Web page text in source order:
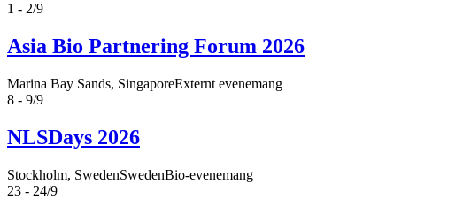
1 - 2/9
Asia Bio Partnering Forum 2026
Marina Bay Sands, SingaporeExternt evenemang
8 - 9/9
NLSDays 2026
Stockholm, SwedenSwedenBio-evenemang
23 - 24/9